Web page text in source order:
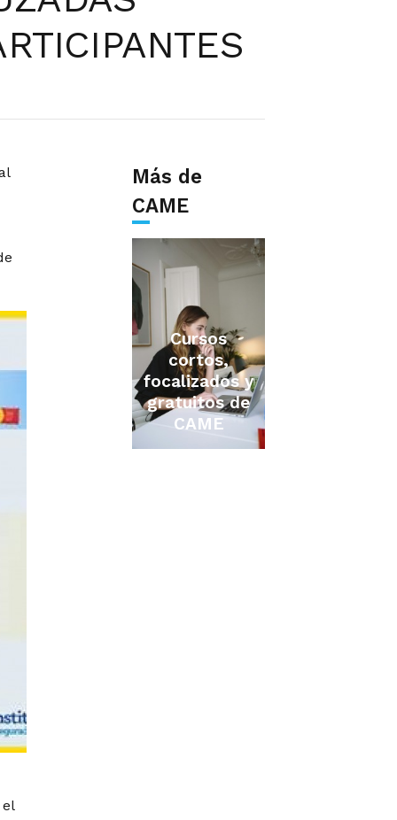
Más de
CAME
Cursos
cortos,
focalizados y
gratuitos de
CAME